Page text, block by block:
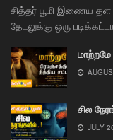
சித்தர் பூமி இணைய
தேடலுக்கு ஒரு
சில
JULY